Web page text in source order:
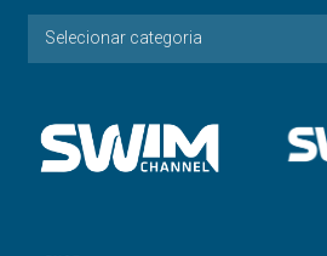
Escolha
Selecionar categoria